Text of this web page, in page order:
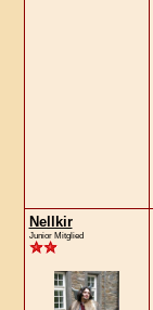
Nellkir
Junior Mitglied